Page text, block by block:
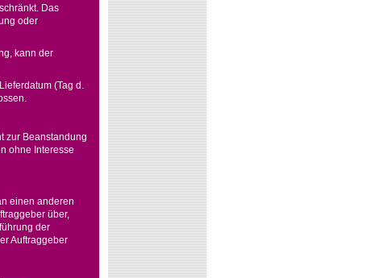
Das
oder
kann der
(Tag d.
zur Beanstandung
ohne Interesse
einen anderen
über,
der
Auftraggeber